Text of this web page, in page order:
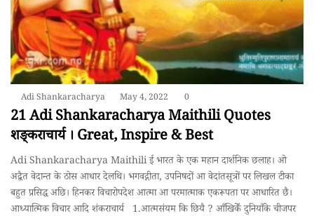
Adi Shankaracharya May 4, 2022 0
21 Adi Shankaracharya Maithili Quotes
शङ्कराचार्य । Great, Inspire & Best
Adi Shankaracharya Maithili ई भारत के एक महान दार्शनिक छलाह। ओ
अद्वैत वेदान्त के ठोस आधार देलथि। भगवद्गीता, उपनिषदों आ वेदांतसूत्रों पर लिखल टीका
बहुत प्रसिद्ध अछि। हिनकर विचारोपदेश आत्मा आ परमात्माक एकरूपता पर आधारित छै।
आध्यात्मिक विचार आदि शंकराचार्य 1.आत्मसंयम कि छियै ? आँखिकेँ दुनियाँके चीजपर